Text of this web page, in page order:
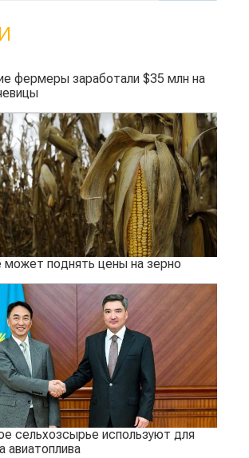
фермеры заработали $35 млн на
может поднять цены на зерно
сельхозсырье используют для
авиатоплива